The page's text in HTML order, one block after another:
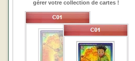
gérer votre collection de cartes !